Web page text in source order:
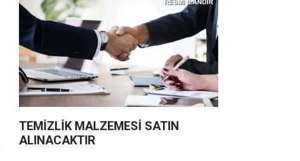
TEMİZLİK MALZEMESİ SATIN
ALINACAKTIR